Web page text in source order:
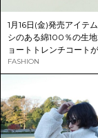
1月16日(金)発売アイテ
シのある綿100％の生
ョートトレンチコートが
FASHION